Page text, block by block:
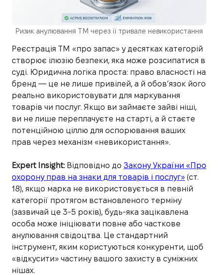
Ризик анулювання ТМ через її тривале невикористання
Реєстрація ТМ «про запас» у десятках категорій
створює ілюзію безпеки, яка може розсипатися в
суді. Юридична логіка проста: право власності на
бренд — це не лише привілей, а й обов’язок його
реально використовувати для маркування
товарів чи послуг. Якщо ви займаєте зайві ніші,
ви не лише переплачуєте на старті, а й стаєте
потенційною ціллю для оспорювання ваших
прав через механізм «невикористання».
Expert Insight:Відповідно до Закону України «Про
охорону прав на знаки для товарів і послуг» (ст.
18), якщо марка не використовується в певній
категорії протягом встановленого терміну
(зазвичай це 3-5 років), будь-яка зацікавлена
особа може ініціювати повне або часткове
анулювання свідоцтва. Це стандартний
інструмент, яким користуються конкуренти, щоб
«відкусити» частину вашого захисту в суміжних
нішах.